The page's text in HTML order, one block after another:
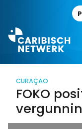
CURAÇAO
FOKO